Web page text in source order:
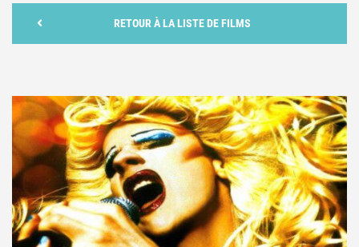
RETOUR À LA LISTE DE FILMS